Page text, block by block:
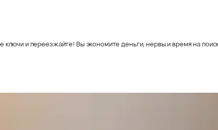
ключи и переезжайте! Вы экономите деньги, нервы и время на